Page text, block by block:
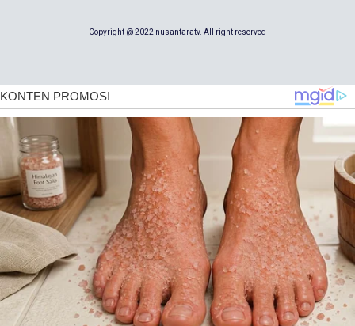
Copyright @ 2022 nusantaratv. All right reserved